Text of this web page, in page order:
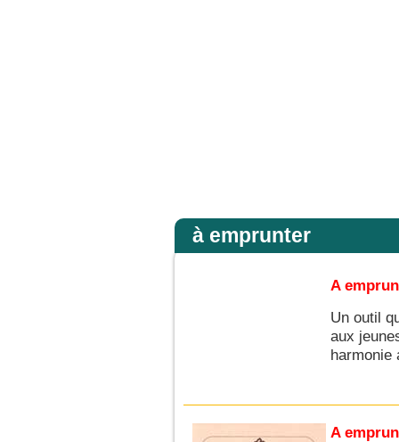
à emprunter
A
Un outil
aux
harmonie
A